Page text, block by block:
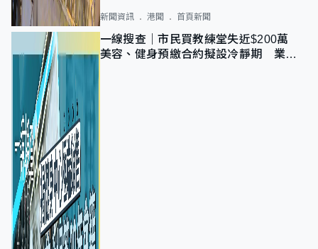
新聞資訊 港聞 首頁新聞
一線搜查｜市民買教練堂失近$200萬
美容、健身預繳合約擬設冷靜期 業界